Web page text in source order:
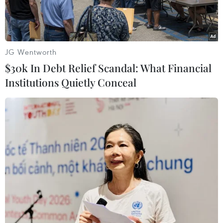
Ảnh minh họa. (Nguồn: AFP/TTXVN)
Tổng thống Venezuela Nicolás Maduro ngày
17/11 thông báo, Trung Quốc sẽ đầu tư 2,2 tỷ
USD vào các dự án dầu khí chung giữa Tập đoàn
Dầu khí quốc gia của Venezuela (PDVSA) và đối
JG Wentworth
$30k In Debt Relief Scandal: What Financial
Institutions Quietly Conceal